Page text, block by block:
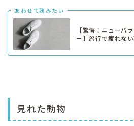
あわせて読みたい
【驚愕！ニューバ
ー】旅行で疲れな
見れた動物